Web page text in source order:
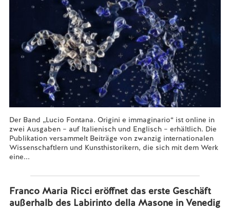
Der Band „Lucio Fontana. Origini e immaginario“ ist online in
zwei Ausgaben – auf Italienisch und Englisch – erhältlich. Die
Publikation versammelt Beiträge von zwanzig internationalen
Wissenschaftlern und Kunsthistorikern, die sich mit dem Werk
eine...
Franco Maria Ricci eröffnet das erste Geschäft
außerhalb des Labirinto della Masone in Venedig